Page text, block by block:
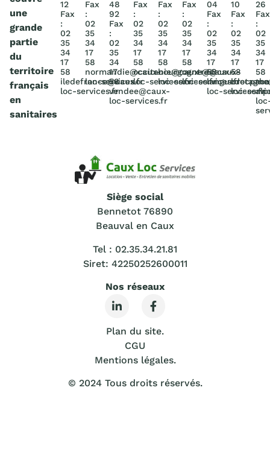
Siège social
Bennetot 76890
Beauval en Caux
Tel : 02.35.34.21.81
Siret: 42250252600011
Nos réseaux
Plan du site.
CGU
Mentions légales.
© 2024 Tous droits réservés.
une
grande
partie
du
territoire
français
en
sanitaires
12
Fax
:
02
35
34
17
58
iledefrance@caux-
loc-services.fr
Fax
:
02
35
34
17
58
normandie@caux-
loc-services.fr
48
92
Fax
:
02
35
34
17
58
vendee@caux-
loc-services.fr
Fax
:
02
35
34
17
58
occitanie@caux-
loc-services.fr
Fax
:
02
35
34
17
58
bourgogne@caux-
loc-services.fr
Fax
:
02
35
34
17
58
centre@caux-
loc-services.fr
04
Fax
:
02
35
34
17
58
loc-services.fr
10
Fax
:
02
35
34
17
58
loc-
26
Fax
:
02
35
34
17
58